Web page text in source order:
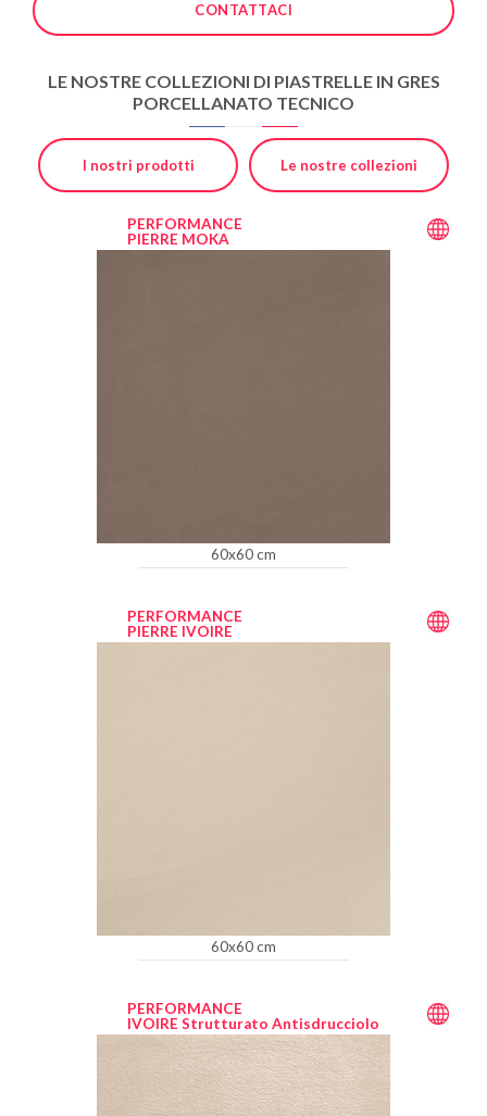
CONTATTACI
LE NOSTRE COLLEZIONI DI PIASTRELLE IN GRES
PORCELLANATO TECNICO
I nostri prodotti Le nostre collezioni
PERFORMANCE
PIERRE MOKA
60x60 cm
PERFORMANCE
PIERRE IVOIRE
60x60 cm
PERFORMANCE
IVOIRE Strutturato Antisdrucciolo